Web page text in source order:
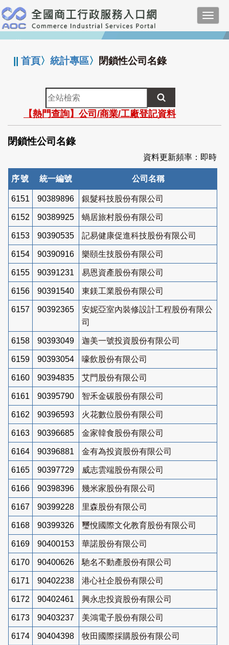
跳
到
主
要
:::
||首頁〉統計專區〉 閉鎖性公司名錄
全
站
檢
索
【熱門查詢】公司/商業/工廠登記資料
閉鎖性公司名錄
資料更新頻率：即時
序號 統一編號 公司名稱
6151 90389896 銀髮科技股份有限公司
6152 90389925 蝸居旅村股份有限公司
6153 90390535 記易健康促進科技股份有限公司
6154 90390916 樂頤生技股份有限公司
6155 90391231 易恩資產股份有限公司
6156 90391540 東鎂工業股份有限公司
6157 90392365
安妮亞室內裝修設計工程股份有限公
司
6158 90393049 迦美一號投資股份有限公司
6159 90393054 嚎飲股份有限公司
6160 90394835 艾門股份有限公司
6161 90395790 智禾金碳股份有限公司
6162 90396593 火花數位股份有限公司
6163 90396685 金家韓食股份有限公司
6164 90396881 金有為投資股份有限公司
6165 90397729 威志雲端股份有限公司
6166 90398396 幾米家股份有限公司
6167 90399228 里森股份有限公司
6168 90399326 璽悅國際文化教育股份有限公司
6169 90400153 華諾股份有限公司
6170 90400626 馳名不動產股份有限公司
6171 90402238 港心社企股份有限公司
6172 90402461 興永忠投資股份有限公司
6173 90403237 美鴻電子股份有限公司
6174 90404398 牧田國際採購股份有限公司